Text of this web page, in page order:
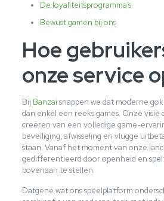
De loyaliteitsprogramma’s
Bewust gamen bij ons
Hoe
onze service
Bij Banzai snappen we dat moderne
dan enkel een reeks games. Onze
creëren van een volledige game-
beveiliging, afwisseling en vlugge
staan. Vanaf het moment van onze
gedifferentieerd door openheid en
bovenaan te stellen.
Datgene wat ons speelplatform